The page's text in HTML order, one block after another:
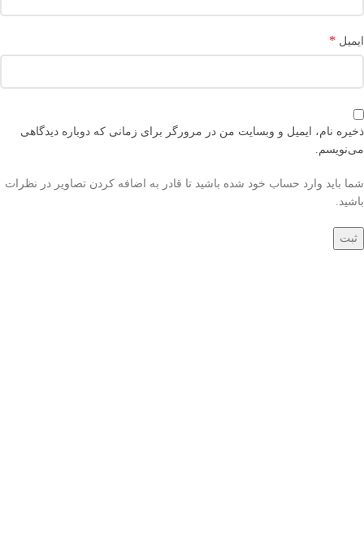
ایمیل *
ذخیره نام، ایمیل و وبسایت من در مرورگر برای زمانی که دوباره دیدگاهی
می‌نویسم.
شما باید وارد حساب خود شده باشید تا قادر به اضافه کردن تصاویر در نظرات
باشید.